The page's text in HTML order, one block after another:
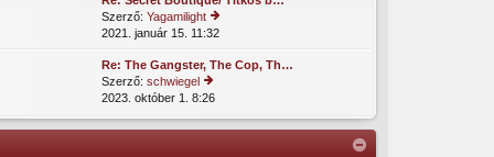
s
e
e
ki
é
s
e
z
ól
á
m
e
gt
e
z
z
á
z
ól
á
s
Szerző: Yagamilight
tol
s
ó
h
o
z
z
2021. január 15. 11:32
Re: The Gangster, The Cop, Th…
Szerző: schwiegel
tol
ó
2023. október 1. 8:26